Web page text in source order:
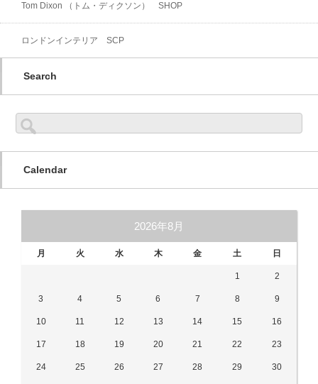
Tom Dixon （トム・ディクソン） SHOP
ロンドンインテリア SCP
Search
検
索:
Calendar
2026年8月
月 火 水 木 金 土 日
1 2
3 4 5 6 7 8 9
10 11 12 13 14 15 16
17 18 19 20 21 22 23
24 25 26 27 28 29 30